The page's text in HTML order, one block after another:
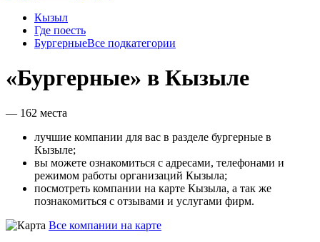
Кызыл
Где поесть
БургерныеВсе подкатегории
«Бургерные» в Кызыле
— 162 места
лучшие компании для вас в разделе бургерные в
Кызыле;
вы можете ознакомиться с адресами, телефонами и
режимом работы организаций Кызыла;
посмотреть компании на карте Кызыла, а так же
познакомиться с отзывами и услугами фирм.
Все компании на карте